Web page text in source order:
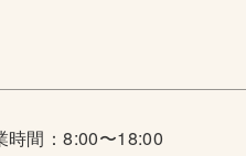
時間：8:00〜18:00